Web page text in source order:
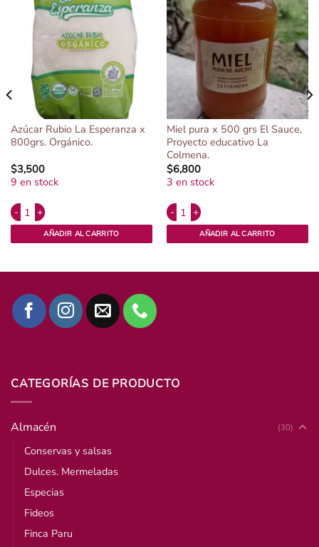
Azúcar Rubio La Esperanza x
800grs. Orgánico.
$3,500
9 en stock
Azúcar Rubio La Esperanza x 800grs. Orgánico. cantidad
AÑADIR AL CARRITO
Miel pura x 500 grs El Sauce,
Proyecto educativo La
Colmena.
$6,800
3 en stock
Miel pura x 500 grs El Sauce,
AÑADIR AL CARRITO
x 180 grs cantidad
CATEGORÍAS DE PRODUCTO
Almacén (30)
Conservas y salsas
Dulces. Mermeladas
Especias
Fideos
Finca Paru